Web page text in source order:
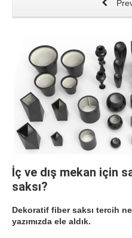
İç ve dış mekan için
saksı?
Dekoratif fiber saksı tercih
yazımızda ele aldık.